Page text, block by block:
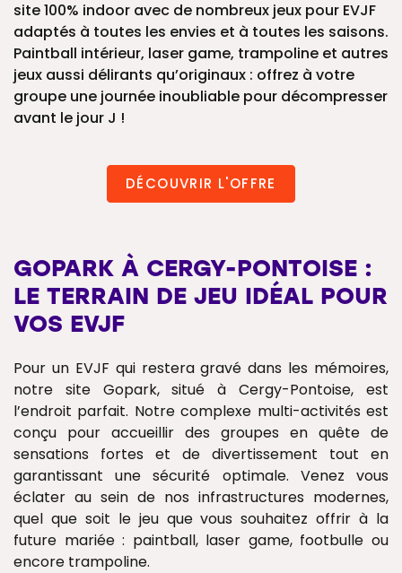
site 100% indoor avec de nombreux jeux pour EVJF
adaptés à toutes les envies et à toutes les saisons.
Paintball intérieur, laser game, trampoline et autres
jeux aussi délirants qu’originaux : offrez à votre
groupe une journée inoubliable pour décompresser
avant le jour J !
DÉCOUVRIR L'OFFRE
GOPARK À CERGY-PONTOISE :
LE TERRAIN DE JEU IDÉAL POUR
VOS EVJF
Pour un EVJF qui restera gravé dans les mémoires,
notre site Gopark, situé à Cergy-Pontoise, est
l’endroit parfait. Notre complexe multi-activités est
conçu pour accueillir des groupes en quête de
sensations fortes et de divertissement tout en
garantissant une sécurité optimale. Venez vous
éclater au sein de nos infrastructures modernes,
quel que soit le jeu que vous souhaitez offrir à la
future mariée : paintball, laser game, footbulle ou
encore trampoline.